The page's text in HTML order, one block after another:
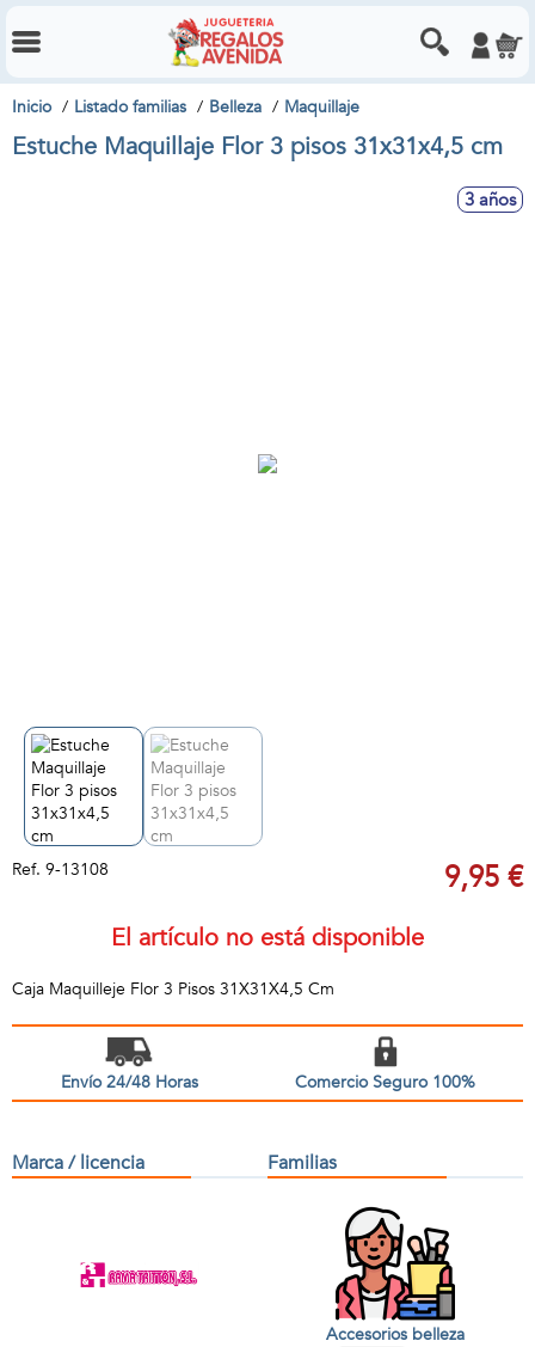
Inicio Listado familias Belleza Maquillaje
Estuche Maquillaje Flor 3 pisos 31x31x4,5 cm
3 años
Ref. 9-13108 9,95 €
El artículo no está disponible
Caja Maquilleje Flor 3 Pisos 31X31X4,5 Cm
Envío 24/48 Horas Comercio Seguro 100%
Marca / licencia Familias
Accesorios belleza